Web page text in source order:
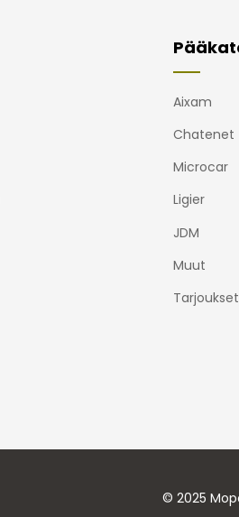
Aixam
Chatenet
Microcar
Ligier
JDM
Muut
Tarjoukset
© 2025